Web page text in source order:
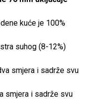
kuće je 100%
suhog (8-12%)
smjera i sadrže svu
smjera i sadrže svu